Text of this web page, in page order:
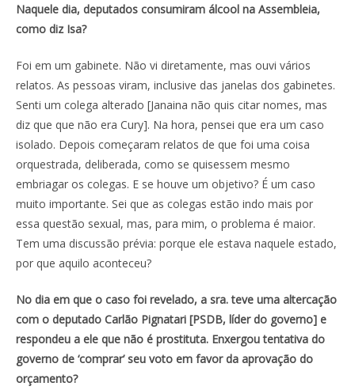
Naquele dia, deputados consumiram álcool na Assembleia,
como diz Isa?
Foi em um gabinete. Não vi diretamente, mas ouvi vários
relatos. As pessoas viram, inclusive das janelas dos gabinetes.
Senti um colega alterado [Janaina não quis citar nomes, mas
diz que que não era Cury]. Na hora, pensei que era um caso
isolado. Depois começaram relatos de que foi uma coisa
orquestrada, deliberada, como se quisessem mesmo
embriagar os colegas. E se houve um objetivo? É um caso
muito importante. Sei que as colegas estão indo mais por
essa questão sexual, mas, para mim, o problema é maior.
Tem uma discussão prévia: porque ele estava naquele estado,
por que aquilo aconteceu?
No dia em que o caso foi revelado, a sra. teve uma altercação
com o deputado Carlão Pignatari [PSDB, líder do governo] e
respondeu a ele que não é prostituta. Enxergou tentativa do
governo de ‘comprar’ seu voto em favor da aprovação do
orçamento?